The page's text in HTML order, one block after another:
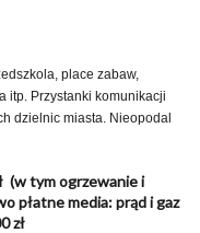
place zabaw,
itp. Przystanki komunikacji
dzielnic miasta. Nieopodal
(w tym ogrzewanie i
płatne media: prąd i gaz
zł